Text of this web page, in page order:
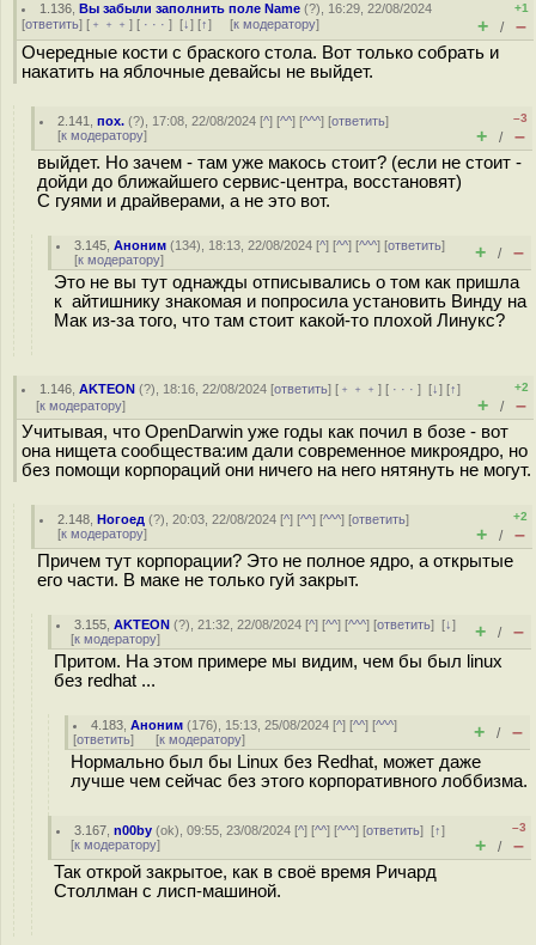
1.136 ,Вы забыли заполнить поле Name (?), 16:29, 22/08/2024
[ответить] [ ﹢﹢﹢ ] [ · · · ] [↓] [↑] [к модератору]
+1
+ / –
Очередные кости с браского стола. Вот только собрать и
накатить на яблочные девайсы не выйдет.
2.141 ,пох. (?), 17:08, 22/08/2024 [^] [^^] [^^^] [ответить]
[к модератору]
–3
+ / –
выйдет. Но зачем - там уже макось стоит? (если не стоит -
дойди до ближайшего сервис-центра, восстановят)
С гуями и драйверами, а не это вот.
3.145 ,Аноним (134), 18:13, 22/08/2024 [^] [^^] [^^^] [ответить]
[к модератору] + / –
Это не вы тут однажды отписывались о том как пришла
к айтишнику знакомая и попросила установить Винду на
Мак из-за того, что там стоит какой-то плохой Линукс?
1.146 ,AKTEON (?), 18:16, 22/08/2024 [ответить] [ ﹢﹢﹢] [ · · ·][↓] [↑]
[к модератору]
+2
+ / –
Учитывая, что OpenDarwin уже годы как почил в бозе - вот
она нищета сообщества:им дали современное микроядро, но
без помощи корпораций они ничего на него нятянуть не могут.
2.148 ,Ногоед (?), 20:03, 22/08/2024 [^] [^^] [^^^] [ответить]
[к модератору]
+2
+ / –
Причем тут корпорации? Это не полное ядро, а открытые
его части. В маке не только гуй закрыт.
3.155 ,AKTEON (?), 21:32, 22/08/2024 [^] [^^] [^^^] [ответить][↓]
[к модератору] + / –
Притом. На этом примере мы видим, чем бы был linux
без redhat ...
4.183 ,Аноним (176), 15:13, 25/08/2024 [^] [^^] [^^^]
[ответить] [к модератору] + / –
Нормально был бы Linux без Redhat, может даже
лучше чем сейчас без этого корпоративного лоббизма.
3.167 ,n00by (ok), 09:55, 23/08/2024 [^] [^^] [^^^] [ответить][↑]
[к модератору]
–3
+ / –
Так открой закрытое, как в своё время Ричард
Столлман с лисп-машиной.